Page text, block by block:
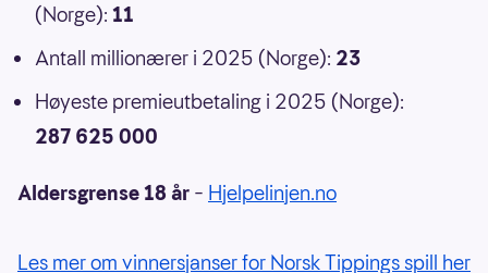
(Norge): 11
Antall millionærer i 2025 (Norge): 23
Høyeste premieutbetaling i 2025 (Norge):
287 625 000
Aldersgrense 18 år – Hjelpelinjen.no
Les mer om vinnersjanser for Norsk Tippings spill her